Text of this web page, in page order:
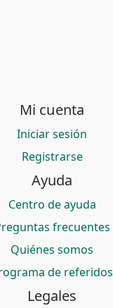
Mi cuenta
Iniciar sesión
Registrarse
Ayuda
Centro de ayuda
frecuentes
Quiénes somos
de referidos
Legales